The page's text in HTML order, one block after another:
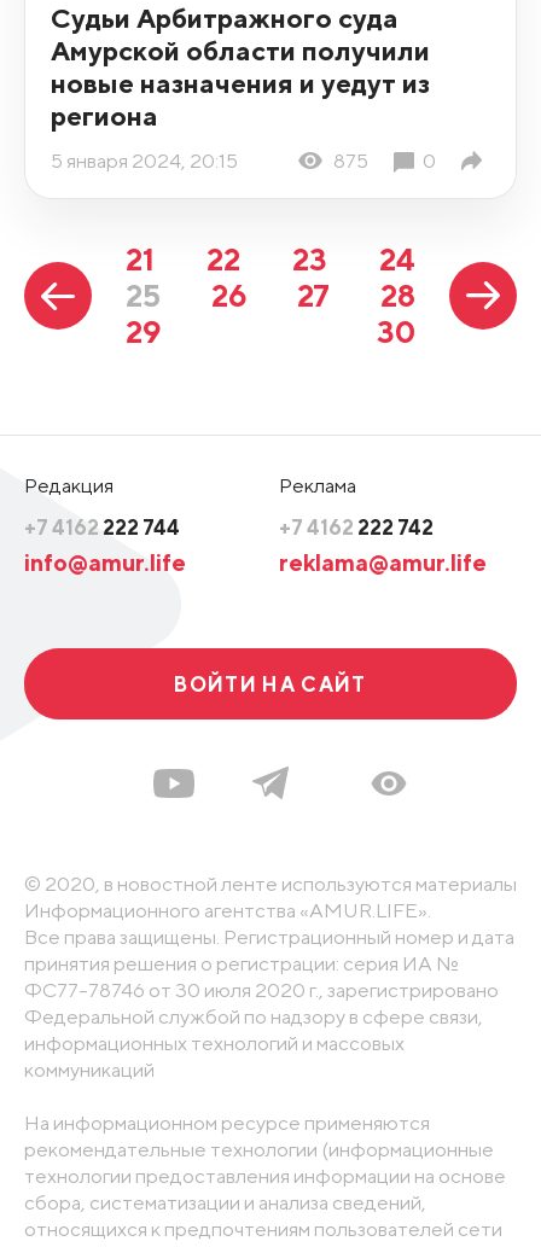
Судьи Арбитражного суда
Амурской области получили
новые назначения и уедут из
региона
5 января 2024, 20:15 875 0
21 22 23
24
25
26 27
28
29
30
Редакция
+7 4162 222 744
info@amur.life
Реклама
+7 4162 222 742
reklama@amur.life
ВОЙТИ НА САЙТ
© 2020, в новостной ленте используются материалы
Информационного агентства «AMUR.LIFE».
Все права защищены. Регистрационный номер и дата
принятия решения о регистрации: серия ИА №
ФС77-78746 от 30 июля 2020 г., зарегистрировано
Федеральной службой по надзору в сфере связи,
информационных технологий и массовых
коммуникаций
На информационном ресурсе применяются
рекомендательные технологии (информационные
технологии предоставления информации на основе
сбора, систематизации и анализа сведений,
относящихся к предпочтениям пользователей сети